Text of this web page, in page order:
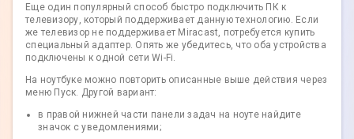
Еще один популярный способ быстро подключить ПК к
телевизору, который поддерживает данную технологию. Если
же телевизор не поддерживает Miracast, потребуется купить
специальный адаптер. Опять же убедитесь, что оба устройства
подключены к одной сети Wi-Fi.
На ноутбуке можно повторить описанные выше действия через
меню Пуск. Другой вариант:
в правой нижней части панели задач на ноуте найдите
значок с уведомлениями;